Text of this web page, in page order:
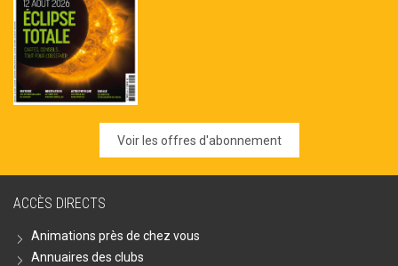
Voir les offres d'abonnement
ACCÈS DIRECTS
Animations près de chez vous
Annuaires des clubs